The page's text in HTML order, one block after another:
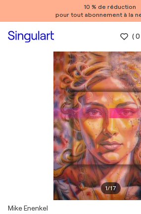
10 % de réduction
pour tout abonnement à la
(0
1/17
Mike Enenkel